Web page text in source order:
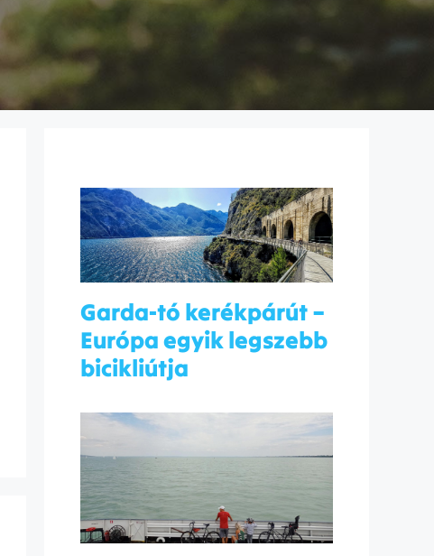
Garda-tó kerékpárút –
Európa egyik legszebb
bicikliútja